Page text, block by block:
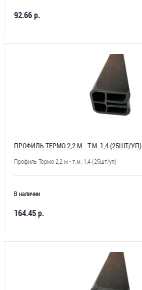
92.66 р.
ПРОФИЛЬ ТЕРМО 2,2 М - Т.М. 1,4 (25ШТ/УП)
Профиль Термо 2,2 м - т.м. 1,4 (25шт/уп)
В наличии
164.45 р.